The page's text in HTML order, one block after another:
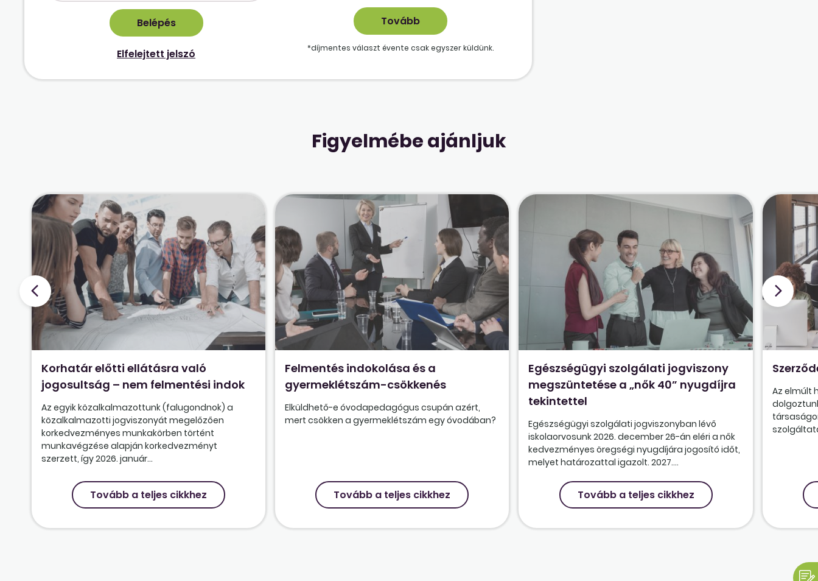
Elfelejtett jelszó *díjmentes választ évente csak egyszer küldünk.
Figyelmébe ajánljuk
Korhatár előtti ellátásra való
jogosultság – nem felmentési indok
Az egyik közalkalmazottunk (falugondnok) a
közalkalmazotti jogviszonyát megelőzően
korkedvezményes munkakörben történt
munkavégzése alapján korkedvezményt
szerzett, így 2026. január...
Tovább a teljes cikkhez
Felmentés indokolása és a
gyermeklétszám-csökkenés
Elküldhető-e óvodapedagógus csupán azért,
mert csökken a gyermeklétszám egy óvodában?
Tovább a teljes cikkhez
Egészségügyi szolgálati jogviszony
megszüntetése a „nők 40” nyugdíjra
tekintettel
Egészségügyi szolgálati jogviszonyban lévő
iskolaorvosunk 2026. december 26-án eléri a nők
kedvezményes öregségi nyugdíjára jogosító időt,
melyet határozattal igazolt. 2027....
Tovább a teljes cikkhez
Az elmúlt